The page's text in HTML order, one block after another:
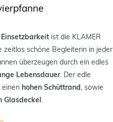
ist die KLAMER
zeitlos schöne Begleiterin in jeder
überzeugen durch ein edles
Lebensdauer. Der edle
hohen Schüttrand , sowie
Glasdeckel .